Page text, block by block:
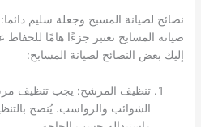
نصائح لصيانة المسبح وجعلة سليم دائما:
صيانة المسابح تعتبر جزءًا هامًا
إليك بعض النصائح لصيانة المسابح:
تنظيف المرشح: يجب تنظيف
الشوائب والرواسب. يُنصح